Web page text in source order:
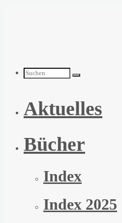
Suchen
nach:
Aktuelles
Bücher
Index
Index 2025